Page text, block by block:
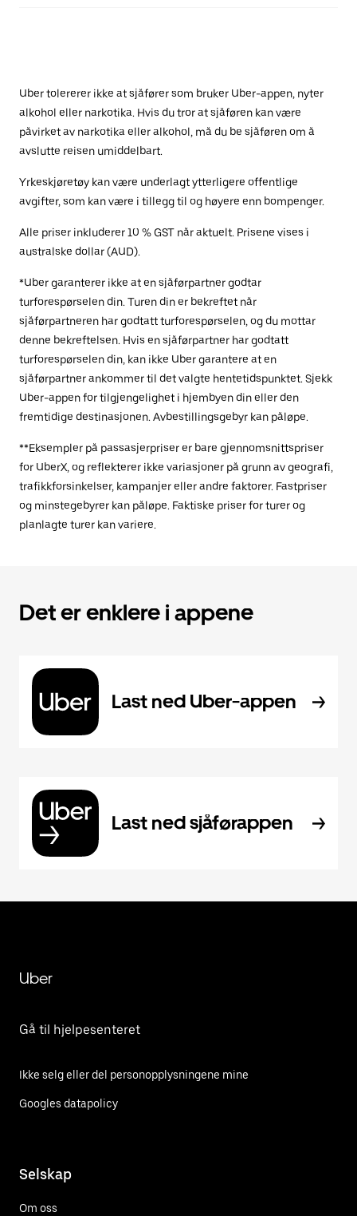
Uber tolererer ikke at sjåfører som bruker Uber-appen, nyter
alkohol eller narkotika. Hvis du tror at sjåføren kan være
påvirket av narkotika eller alkohol, må du be sjåføren om å
avslutte reisen umiddelbart.
Yrkeskjøretøy kan være underlagt ytterligere offentlige
avgifter, som kan være i tillegg til og høyere enn bompenger.
Alle priser inkluderer 10 % GST når aktuelt. Prisene vises i
australske dollar (AUD).
*Uber garanterer ikke at en sjåførpartner godtar
turforespørselen din. Turen din er bekreftet når
sjåførpartneren har godtatt turforespørselen, og du mottar
denne bekreftelsen. Hvis en sjåførpartner har godtatt
turforespørselen din, kan ikke Uber garantere at en
sjåførpartner ankommer til det valgte hentetidspunktet. Sjekk
Uber-appen for tilgjengelighet i hjembyen din eller den
fremtidige destinasjonen. Avbestillingsgebyr kan påløpe.
**Eksempler på passasjerpriser er bare gjennomsnittspriser
for UberX, og reflekterer ikke variasjoner på grunn av geografi,
trafikkforsinkelser, kampanjer eller andre faktorer. Fastpriser
og minstegebyrer kan påløpe. Faktiske priser for turer og
planlagte turer kan variere.
Det er enklere i appene
Last ned Uber-appen
Last ned sjåførappen
Uber
Gå til hjelpesenteret
Ikke selg eller del personopplysningene mine
Googles datapolicy
Selskap
Om oss